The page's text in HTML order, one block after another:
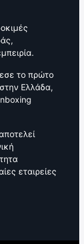
το πρώτο
Ελλάδα,
εταιρείες